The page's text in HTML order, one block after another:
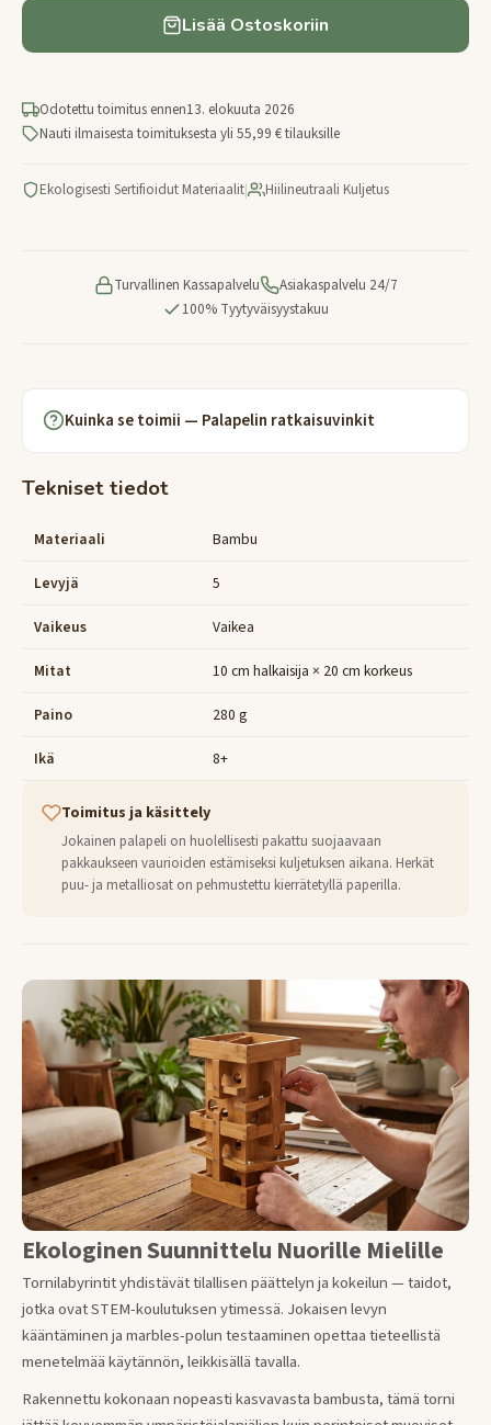
Lisää Ostoskoriin
Odotettu toimitus ennen13. elokuuta 2026
Nauti ilmaisesta toimituksesta yli 55,99 € tilauksille
Ekologisesti Sertifioidut Materiaalit| Hiilineutraali Kuljetus
Turvallinen Kassapalvelu
Asiakaspalvelu 24/7
100% Tyytyväisyystakuu
Kuinka se toimii — Palapelin ratkaisuvinkit
Tekniset tiedot
Materiaali Bambu
Levyjä 5
Vaikeus Vaikea
Mitat 10 cm halkaisija × 20 cm korkeus
Paino 280 g
Ikä 8+
Toimitus ja käsittely
Jokainen palapeli on huolellisesti pakattu suojaavaan
pakkaukseen vaurioiden estämiseksi kuljetuksen aikana. Herkät
puu- ja metalliosat on pehmustettu kierrätetyllä paperilla.
Ekologinen Suunnittelu Nuorille Mielille
Tornilabyrintit yhdistävät tilallisen päättelyn ja kokeilun — taidot,
jotka ovat STEM-koulutuksen ytimessä. Jokaisen levyn
kääntäminen ja marbles-polun testaaminen opettaa tieteellistä
menetelmää käytännön, leikkisällä tavalla.
Rakennettu kokonaan nopeasti kasvavasta bambusta, tämä torni